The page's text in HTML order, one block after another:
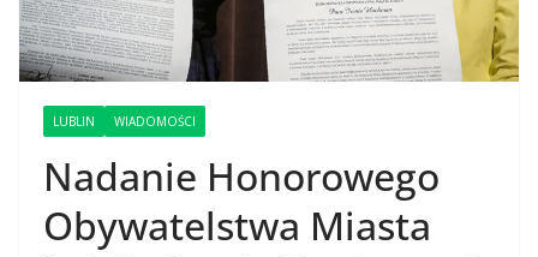
LUBLIN WIADOMOŚCI
Nadanie Honorowego
Obywatelstwa Miasta